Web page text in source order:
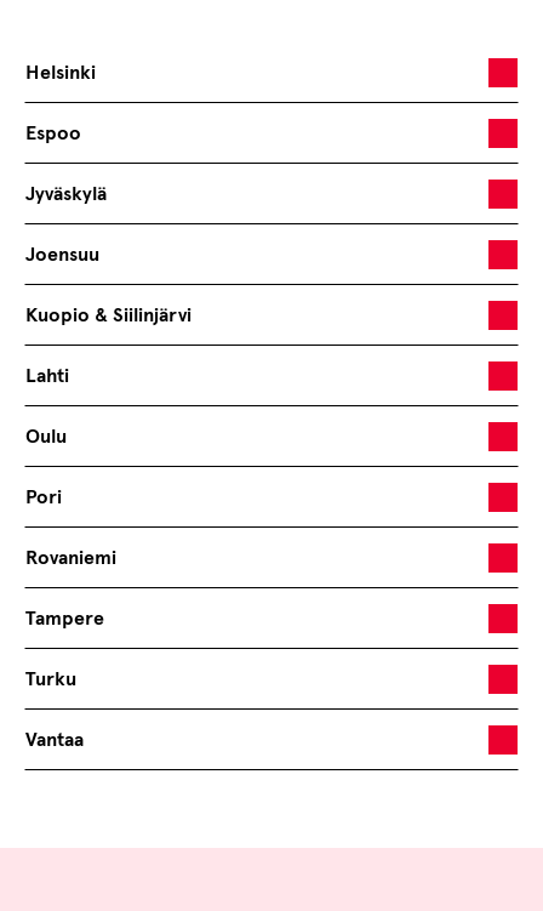
Helsinki
Espoo
Jyväskylä
Joensuu
Kuopio & Siilinjärvi
Lahti
Oulu
Pori
Rovaniemi
Tampere
Turku
Vantaa